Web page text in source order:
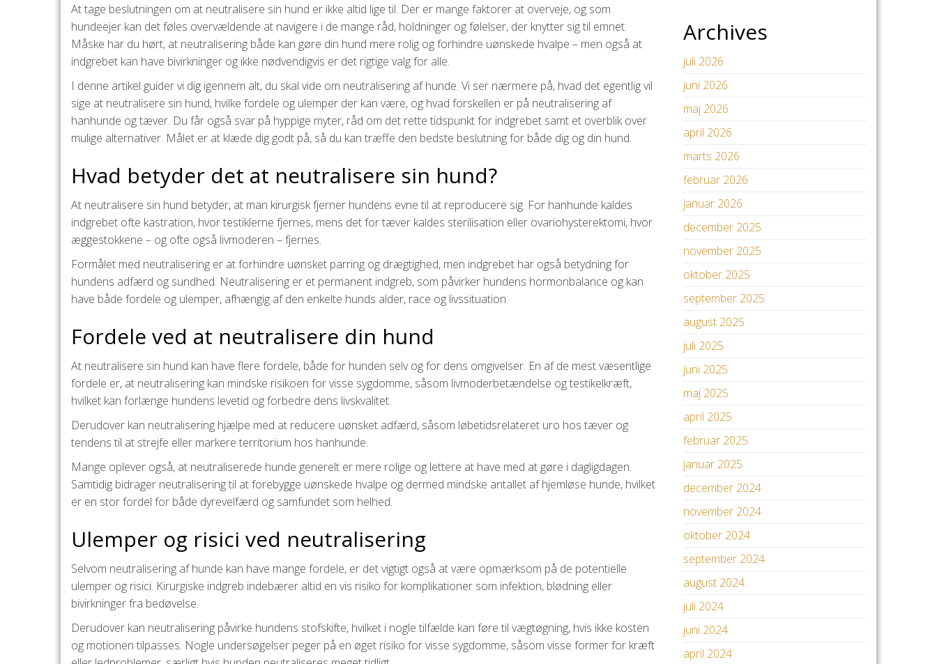
At tage beslutningen om at neutralisere sin hund er ikke altid lige til. Der er mange faktorer at overveje, og som
hundeejer kan det føles overvældende at navigere i de mange råd, holdninger og følelser, der knytter sig til emnet.
Måske har du hørt, at neutralisering både kan gøre din hund mere rolig og forhindre uønskede hvalpe – men også at
indgrebet kan have bivirkninger og ikke nødvendigvis er det rigtige valg for alle.
I denne artikel guider vi dig igennem alt, du skal vide om neutralisering af hunde. Vi ser nærmere på, hvad det egentlig vil
sige at neutralisere sin hund, hvilke fordele og ulemper der kan være, og hvad forskellen er på neutralisering af
hanhunde og tæver. Du får også svar på hyppige myter, råd om det rette tidspunkt for indgrebet samt et overblik over
mulige alternativer. Målet er at klæde dig godt på, så du kan træffe den bedste beslutning for både dig og din hund.
Hvad betyder det at neutralisere sin hund?
At neutralisere sin hund betyder, at man kirurgisk fjerner hundens evne til at reproducere sig. For hanhunde kaldes
indgrebet ofte kastration, hvor testiklerne fjernes, mens det for tæver kaldes sterilisation eller ovariohysterektomi, hvor
æggestokkene – og ofte også livmoderen – fjernes.
Formålet med neutralisering er at forhindre uønsket parring og drægtighed, men indgrebet har også betydning for
hundens adfærd og sundhed. Neutralisering er et permanent indgreb, som påvirker hundens hormonbalance og kan
have både fordele og ulemper, afhængig af den enkelte hunds alder, race og livssituation.
Fordele ved at neutralisere din hund
At neutralisere sin hund kan have flere fordele, både for hunden selv og for dens omgivelser. En af de mest væsentlige
fordele er, at neutralisering kan mindske risikoen for visse sygdomme, såsom livmoderbetændelse og testikelkræft,
hvilket kan forlænge hundens levetid og forbedre dens livskvalitet.
Derudover kan neutralisering hjælpe med at reducere uønsket adfærd, såsom løbetidsrelateret uro hos tæver og
tendens til at strejfe eller markere territorium hos hanhunde.
Mange oplever også, at neutraliserede hunde generelt er mere rolige og lettere at have med at gøre i dagligdagen.
Samtidig bidrager neutralisering til at forebygge uønskede hvalpe og dermed mindske antallet af hjemløse hunde, hvilket
er en stor fordel for både dyrevelfærd og samfundet som helhed.
Ulemper og risici ved neutralisering
Selvom neutralisering af hunde kan have mange fordele, er det vigtigt også at være opmærksom på de potentielle
ulemper og risici. Kirurgiske indgreb indebærer altid en vis risiko for komplikationer som infektion, blødning eller
bivirkninger fra bedøvelse.
Derudover kan neutralisering påvirke hundens stofskifte, hvilket i nogle tilfælde kan føre til vægtøgning, hvis ikke kosten
og motionen tilpasses. Nogle undersøgelser peger på en øget risiko for visse sygdomme, såsom visse former for kræft
Archives
juli 2026
juni 2026
maj 2026
april 2026
marts 2026
februar 2026
januar 2026
december 2025
november 2025
oktober 2025
september 2025
august 2025
juli 2025
juni 2025
maj 2025
april 2025
februar 2025
januar 2025
december 2024
november 2024
oktober 2024
september 2024
august 2024
juli 2024
juni 2024
april 2024